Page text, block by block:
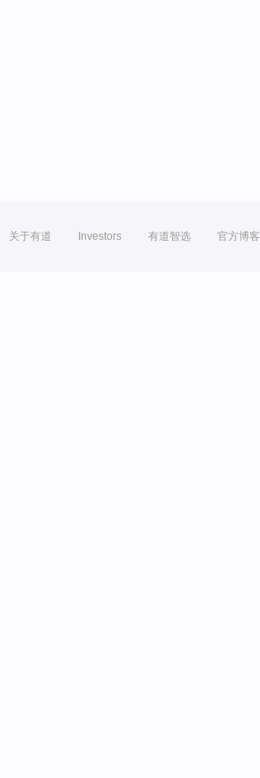
关于有道 Investors 有道智选 官方博客